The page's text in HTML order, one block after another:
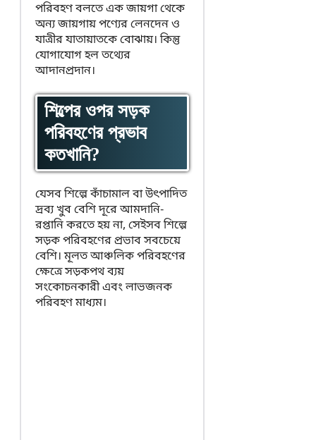
পরিবহণ বলতে এক জায়গা থেকে
অন্য জায়গায় পণ্যের লেনদেন ও
যাত্রীর যাতায়াতকে বোঝায়। কিন্তু
যোগাযোগ হল তথ্যের
আদানপ্রদান।
শিল্পের ওপর সড়ক
পরিবহণের প্রভাব
কতখানি?
যেসব শিল্পে কাঁচামাল বা উৎপাদিত
দ্রব্য খুব বেশি দূরে আমদানি-
রপ্তানি করতে হয় না, সেইসব শিল্পে
সড়ক পরিবহণের প্রভাব সবচেয়ে
বেশি। মূলত আঞ্চলিক পরিবহণের
ক্ষেত্রে সড়কপথ ব্যয়
সংকোচনকারী এবং লাভজনক
পরিবহণ মাধ্যম।